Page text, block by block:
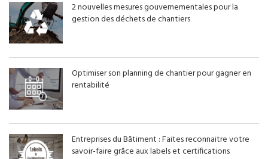
2 nouvelles mesures gouvernementales pour la
gestion des déchets de chantiers
Optimiser son planning de chantier pour gagner en
rentabilité
Entreprises du Bâtiment : Faites reconnaitre votre
savoir-faire grâce aux labels et certifications